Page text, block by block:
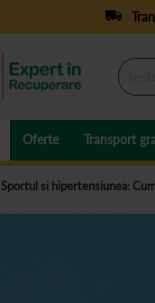
Oferte Transport
Sportul si hipertensiunea: